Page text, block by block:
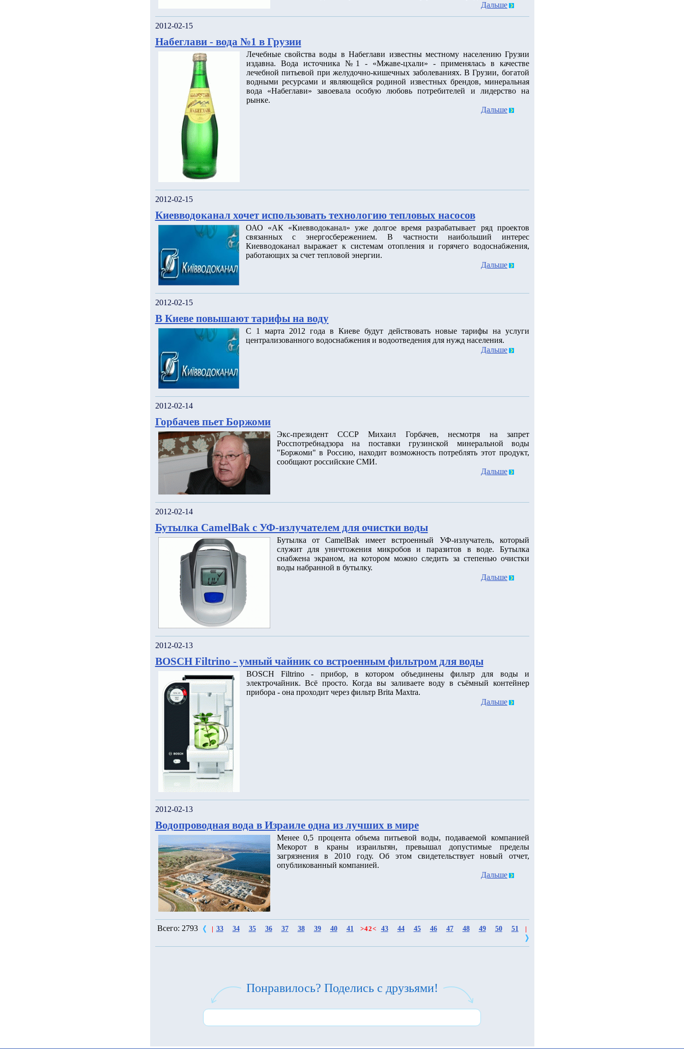
Дальше
2012-02-15
Набеглави - вода №1 в Грузии
Лечебные свойства воды в Набеглави известны местному населению Грузии
издавна. Вода источника №1 - «Мжаве-цхали» - применялась в качестве
лечебной питьевой при желудочно-кишечных заболеваниях. В Грузии, богатой
водными ресурсами и являющейся родиной известных брендов, минеральная
вода «Набеглави» завоевала особую любовь потребителей и лидерство на
рынке.
Дальше
2012-02-15
Киевводоканал хочет использовать технологию тепловых насосов
ОАО «АК «Киевводоканал» уже долгое время разрабатывает ряд проектов
связанных с энергосбережением. В частности наибольший интерес
Киевводоканал выражает к системам отопления и горячего водоснабжения,
работающих за счет тепловой энергии.
Дальше
2012-02-15
В Киеве повышают тарифы на воду
С 1 марта 2012 года в Киеве будут действовать новые тарифы на услуги
централизованного водоснабжения и водоотведения для нужд населения.
Дальше
2012-02-14
Горбачев пьет Боржоми
Экс-президент СССР Михаил Горбачев, несмотря на запрет
Росспотребнадзора на поставки грузинской минеральной воды
"Боржоми" в Россию, находит возможность потреблять этот продукт,
сообщают российские СМИ.
Дальше
2012-02-14
Бутылка CamelBak с УФ-излучателем для очистки воды
Бутылка от CamelBak имеет встроенный УФ-излучатель, который
служит для уничтожения микробов и паразитов в воде. Бутылка
снабжена экраном, на котором можно следить за степенью очистки
воды набранной в бутылку.
Дальше
2012-02-13
BOSCH Filtrino - умный чайник со встроенным фильтром для воды
BOSCH Filtrino - прибор, в котором объединены фильтр для воды и
электрочайник. Всё просто. Когда вы заливаете воду в съёмный контейнер
прибора - она проходит через фильтр Brita Maxtra.
Дальше
2012-02-13
Водопроводная вода в Израиле одна из лучших в мире
Менее 0,5 процента объема питьевой воды, подаваемой компанией
Мекорот в краны израильтян, превышал допустимые пределы
загрязнения в 2010 году. Об этом свидетельствует новый отчет,
опубликованный компанией.
Дальше
Всего: 2793 33 34 35 36 37 38 39 40 41 >42< 43 44 45 46 47 48 49 50 51
Понравилось? Поделись с друзьями!